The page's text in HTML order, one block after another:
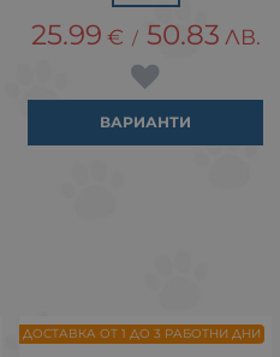
25.99 € / 50.83 ЛВ.
ВАРИАНТИ
ДОСТАВКА ОТ 1 ДО 3 РАБОТНИ ДНИ